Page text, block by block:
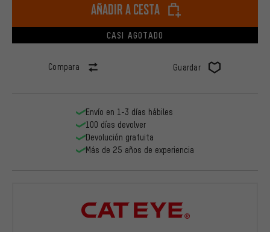
Añadir a cesta
CASI AGOTADO
Compara Guardar
Envío en 1-3 días hábiles
100 días devolver
Devolución gratuita
Más de 25 años de experiencia
CATEYE